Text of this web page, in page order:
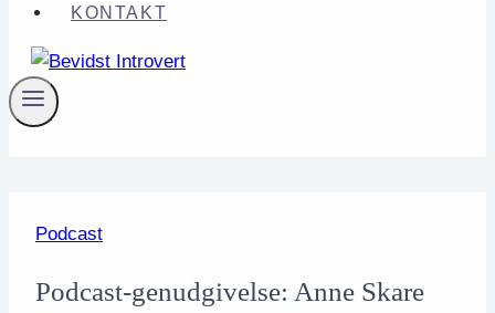
KONTAKT
Podcast
Podcast-genudgivelse: Anne Skare